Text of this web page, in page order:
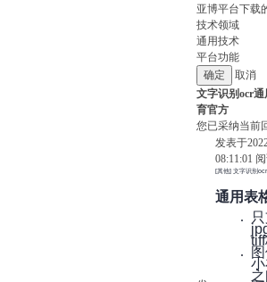
亚博平台下载
技术领域
通用技术
平台功能
取消
文字识别ocr
育官方
您已采纳当前
发表于
08:11:01
[其他] 文字识别
通用表